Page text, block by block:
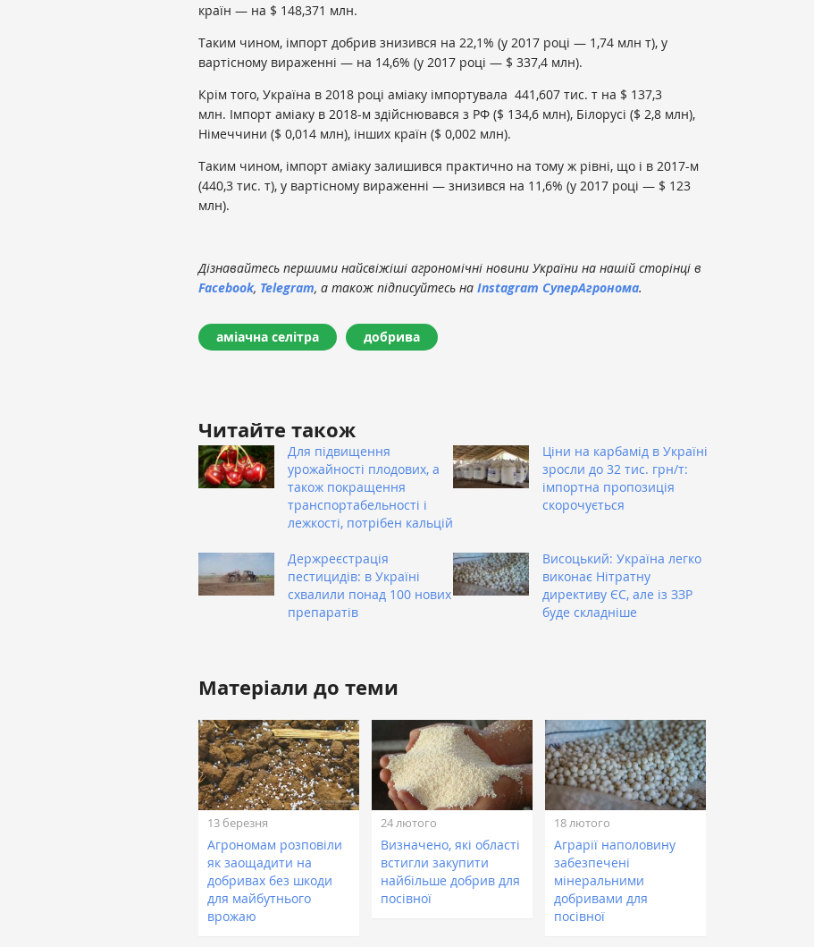
країн — на $ 148,371 млн.
Таким чином, імпорт добрив знизився на 22,1% (у 2017 році — 1,74 млн т), у
вартісному вираженні — на 14,6% (у 2017 році — $ 337,4 млн).
Крім того, Україна в 2018 році аміаку імпортувала 441,607 тис. т на $ 137,3
млн. Імпорт аміаку в 2018-м здійснювався з РФ ($ 134,6 млн), Білорусі ($ 2,8 млн),
Німеччини ($ 0,014 млн), інших країн ($ 0,002 млн).
Таким чином, імпорт аміаку залишився практично на тому ж рівні, що і в 2017-м
(440,3 тис. т), у вартісному вираженні — знизився на 11,6% (у 2017 році — $ 123
млн).
Дізнавайтесь першими найсвіжіші агрономічні новини України на нашій сторінці в
Facebook, Telegram, а також підписуйтесь на Instagram СуперАгронома.
аміачна селітра добрива
Читайте також
Для підвищення
урожайності плодових, а
також покращення
транспортабельності і
лежкості, потрібен кальцій
Ціни на карбамід в Україні
зросли до 32 тис. грн/т:
імпортна пропозиція
скорочується
Держреєстрація
пестицидів: в Україні
схвалили понад 100 нових
препаратів
Висоцький: Україна легко
виконає Нітратну
директиву ЄС, але із ЗЗР
буде складніше
Матеріали до теми
13 березня
Агрономам розповіли
як заощадити на
добривах без шкоди
для майбутнього
врожаю
24 лютого
Визначено, які області
встигли закупити
найбільше добрив для
посівної
18 лютого
Аграрії наполовину
забезпечені
мінеральними
добривами для
посівної